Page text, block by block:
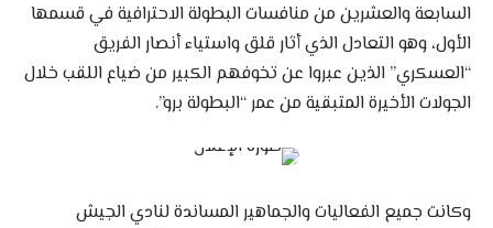
السابعة والعشرين من منافسات البطولة الاحترافية في قسمها
الأول، وهو التعادل الذي أثار قلق واستياء أنصار الفريق
“العسكري” الذين عبروا عن تخوفهم الكبير من ضياع اللقب خلال
الجولات الأخيرة المتبقية من عمر “البطولة برو”.
وكانت جميع الفعاليات والجماهير المساندة لنادي الجيش